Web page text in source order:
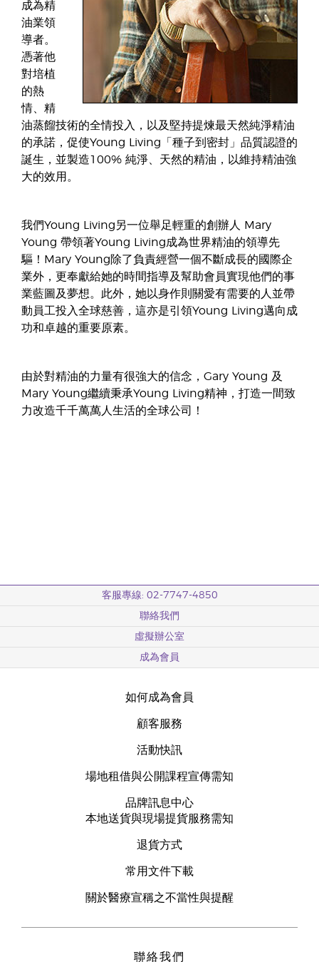
成為精
油業領
導者。
憑著他
對培植
的熱
情、精
油蒸餾技術的全情投入，以及堅持提煉最天然純淨精油
的承諾，促使Young Living「種子到密封」品質認證的
誕生，並製造100% 純淨、天然的精油，以維持精油強
大的效用。
我們Young Living另一位舉足輕重的創辦人 Mary
Young 帶領著Young Living成為世界精油的領導先
驅！Mary Young除了負責經營一個不斷成長的國際企
業外，更奉獻給她的時間指導及幫助會員實現他們的事
業藍圖及夢想。此外，她以身作則關愛有需要的人並帶
動員工投入全球慈善，這亦是引領Young Living邁向成
功和卓越的重要原素。
由於對精油的力量有很強大的信念，Gary Young 及
Mary Young繼續秉承Young Living精神，打造一間致
力改造千千萬萬人生活的全球公司！
客服專線: 02-7747-4850
聯絡我們
虛擬辦公室
成為會員
如何成為會員
顧客服務
活動快訊
場地租借與公開課程宣傳需知
品牌訊息中心
本地送貨與現場提貨服務需知
退貨方式
常用文件下載
關於醫療宣稱之不當性與提醒
聯絡我們